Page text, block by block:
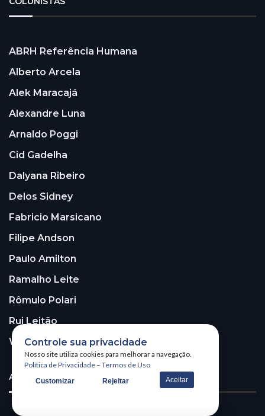
ABRH Referência Humana
Alberto Arcela
Alek Maracajá
Alexandre Luna
Arnaldo Poggi
Cid Gadelha
Dalyana Ribeiro
Delos Sidney
Fabricio Marsicano
Filipe Andson
Paulo Amilton
Ramalho Leite
Rômulo Polari
Rui Leitão
Walter Santos
ASSINE A NOSSA NEWSLETTER!
Controle sua privacidade
Nosso site utiliza cookies para melhorar a navegação.
Política de Privacidade – Termos de Uso
Customizar Rejeitar Aceitar